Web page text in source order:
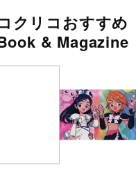
クリコおすすめ
& Magazine